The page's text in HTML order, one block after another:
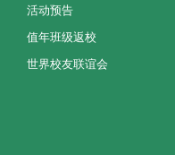
活动预告
值年班级返校
世界校友联谊会